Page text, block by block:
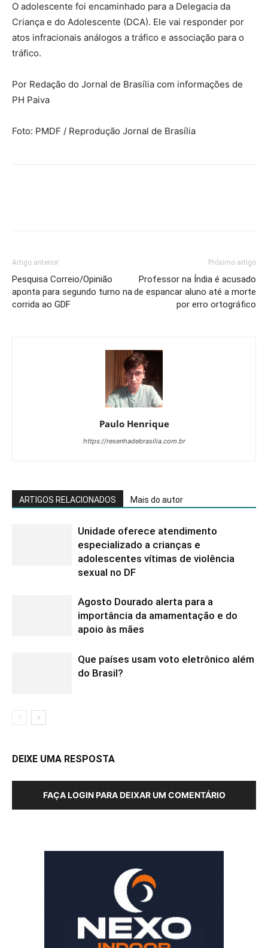
O adolescente foi encaminhado para a Delegacia da
Criança e do Adolescente (DCA). Ele vai responder por
atos infracionais análogos a tráfico e associação para o
tráfico.
Por Redação do Jornal de Brasília com informações de
PH Paiva
Foto: PMDF / Reprodução Jornal de Brasília
Artigo anterior
Pesquisa Correio/Opinião
aponta para segundo turno na
corrida ao GDF
Próximo artigo
Professor na Índia é acusado
de espancar aluno até a morte
por erro ortográfico
Paulo Henrique
https://resenhadebrasilia.com.br
ARTIGOS RELACIONADOS Mais do autor
Unidade oferece atendimento
especializado a crianças e
adolescentes vítimas de violência
sexual no DF
Agosto Dourado alerta para a
importância da amamentação e do
apoio às mães
Que países usam voto eletrônico além
do Brasil?
DEIXE UMA RESPOSTA
FAÇA LOGIN PARA DEIXAR UM COMENTÁRIO